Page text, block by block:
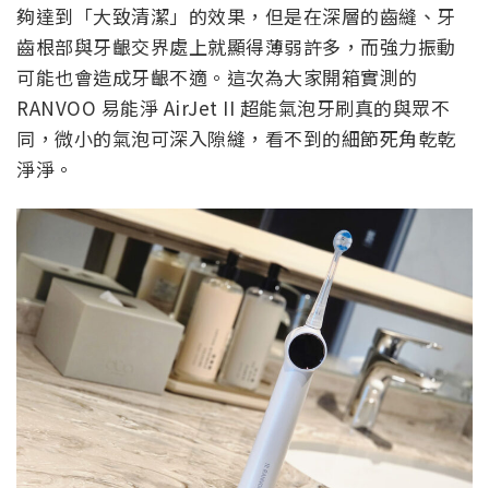
夠達到「大致清潔」的效果，但是在深層的齒縫、牙
齒根部與牙齦交界處上就顯得薄弱許多，而強力振動
可能也會造成牙齦不適。這次為大家開箱實測的
RANVOO 易能淨 AirJet II 超能氣泡牙刷真的與眾不
同，微小的氣泡可深入隙縫，看不到的細節死角乾乾
淨淨。